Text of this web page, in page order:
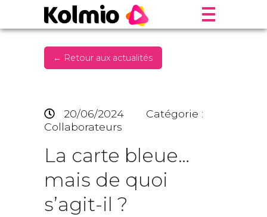
← Retour aux actualités
20/06/2024
Catégorie :
Collaborateurs
La carte bleue…
mais de quoi
s’agit-il ?